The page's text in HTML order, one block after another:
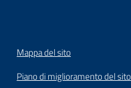
Mappa del sito
Piano di miglioramento del sito